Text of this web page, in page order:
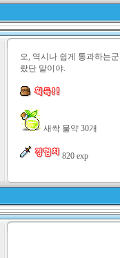
오, 역시나 쉽게 통과하는
랐단 말이야.
새싹 물약 30개
820 exp